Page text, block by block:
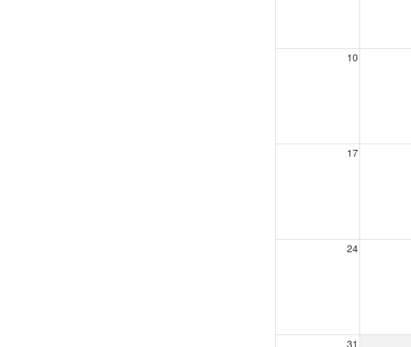
10
17
24
31